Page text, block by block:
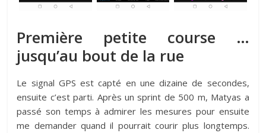
Première petite course …
jusqu’au bout de la rue
Le signal GPS est capté en une dizaine de secondes,
ensuite c’est parti. Après un sprint de 500 m, Matyas a
passé son temps à admirer les mesures pour ensuite
me demander quand il pourrait courir plus longtemps.